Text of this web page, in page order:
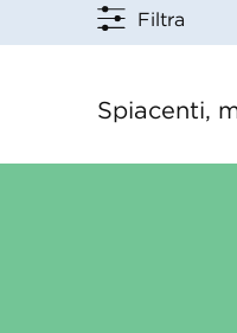
Filtra
Spiacenti,